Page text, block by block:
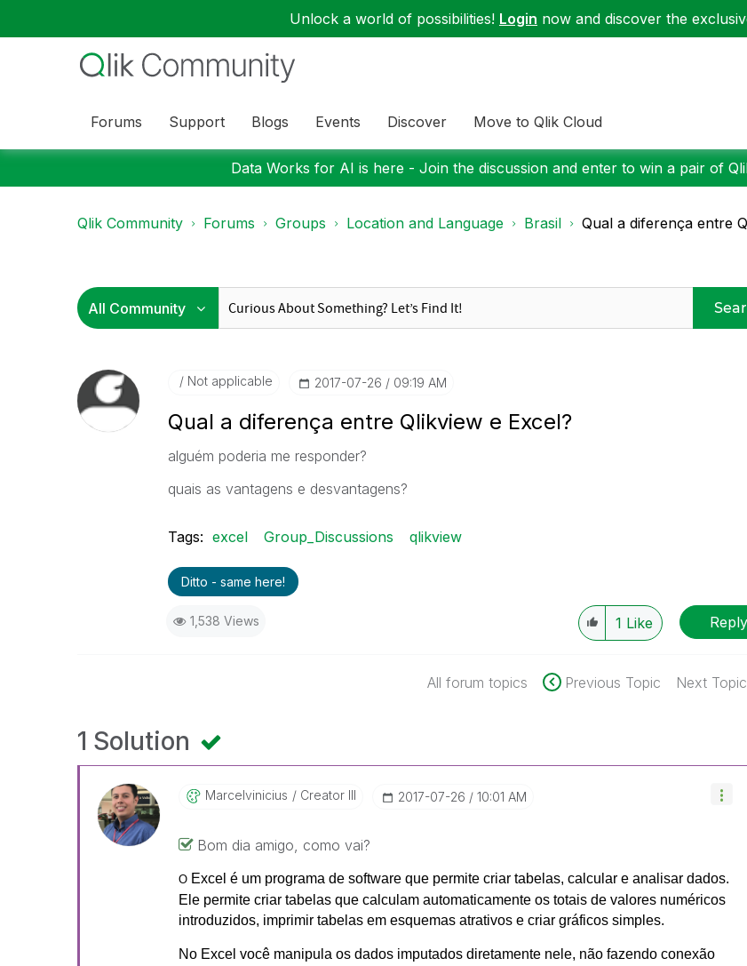
Unlock a world of possibilities! Login now and discover the
Forums Support Blogs Events Discover Move to Qlik Cloud
Data Works for AI is here - Join the discussion and enter to win a pair of
Qlik Community Forums Groups Location and Language Brasil Qual a diferença entre
Not applicable ‎2017-07-26 09:19 AM
Qual a diferença entre Qlikview e Excel?
alguém poderia me responder?
quais as vantagens e desvantagens?
Tags: excel Group_Discussions qlikview
Ditto - same here!
1,538 Views 1 Like Reply
All forum topics Previous Topic Next Topic
1 Solution
Marcelvinicius Creator III ‎2017-07-26 10:01 AM
Bom dia amigo, como vai?
O Excel é um programa de software que permite criar tabelas, calcular e analisar dados.
Ele permite criar tabelas que calculam automaticamente os totais de valores numéricos
introduzidos, imprimir tabelas em esquemas atrativos e criar gráficos simples.
No Excel você manipula os dados imputados diretamente nele, não fazendo conexão